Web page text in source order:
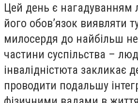
Цей день є нагадуванням
його обов’язок виявляти
милосердя до найбільш
частини суспільства –
інвалідністюта закликає
проводити подальшу